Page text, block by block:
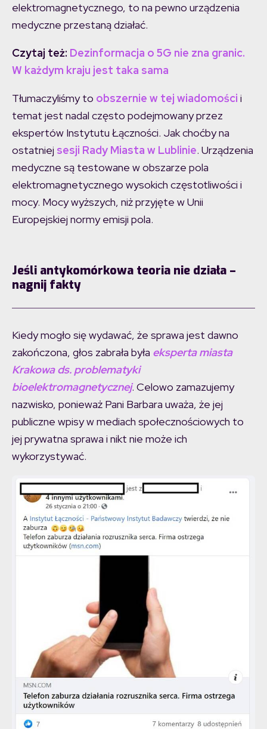
elektromagnetycznego, to na pewno urządzenia
medyczne przestaną działać.
Czytaj też: Dezinformacja o 5G nie zna granic.
W każdym kraju jest taka sama
Tłumaczyliśmy to obszernie w tej wiadomości i
temat jest nadal często podejmowany przez
ekspertów Instytutu Łączności. Jak choćby na
ostatniej sesji Rady Miasta w Lublinie. Urządzenia
medyczne są testowane w obszarze pola
elektromagnetycznego wysokich częstotliwości i
mocy. Mocy wyższych, niż przyjęte w Unii
Europejskiej normy emisji pola.
Jeśli antykomórkowa teoria nie działa –
nagnij fakty
Kiedy mogło się wydawać, że sprawa jest dawno
zakończona, głos zabrała była eksperta miasta
Krakowa ds. problematyki
bioelektromagnetycznej. Celowo zamazujemy
nazwisko, ponieważ Pani Barbara uważa, że jej
publiczne wpisy w mediach społecznościowych to
jej prywatna sprawa i nikt nie może ich
wykorzystywać.